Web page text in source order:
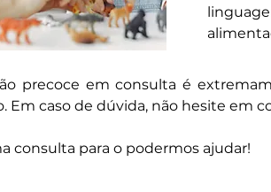
precoce em consulta é
Em caso de dúvida, não hesite em
consulta para o podermos ajudar!